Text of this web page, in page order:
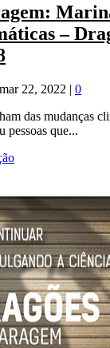
–
mar 22, 2022 | 0
das mudanças
pessoas que...